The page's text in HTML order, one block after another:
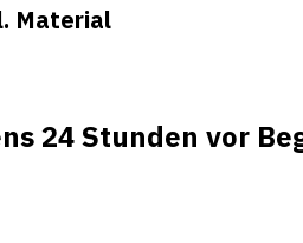
Material
24 Stunden vor